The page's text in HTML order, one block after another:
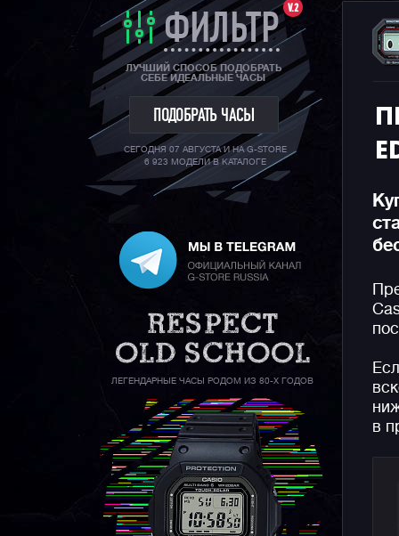
V.2
ФИЛЬТР
ЛУЧШИЙ СПОСОБ ПОДОБРАТЬ
СЕБЕ ИДЕАЛЬНЫЕ ЧАСЫ
ПОДОБРАТЬ ЧАСЫ
СЕГОДНЯ 07 АВГУСТА И НА G-STORE
6 923 МОДЕЛИ В КАТАЛОГЕ
ЛЕГЕНДАРНЫЕ ЧАСЫ РОДОМ ИЗ 80-Х ГОДОВ
в